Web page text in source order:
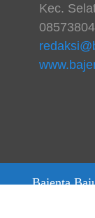
Kec.
Bajenta